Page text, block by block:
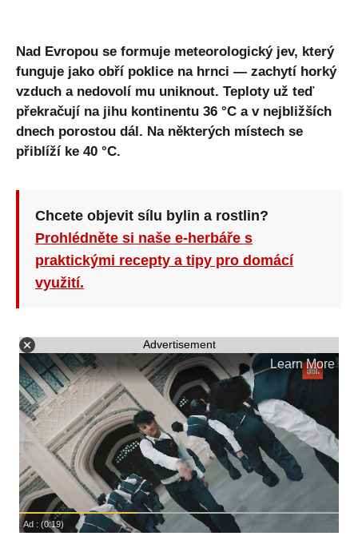
Nad Evropou se formuje meteorologický jev, který
funguje jako obří poklice na hrnci — zachytí horký
vzduch a nedovolí mu uniknout. Teploty už teď
překračují na jihu kontinentu 36 °C a v nejbližších
dnech porostou dál. Na některých místech se
přiblíží ke 40 °C.
Chcete objevit sílu bylin a rostlin?
Prohlédněte si naše e-herbáře s
praktickými recepty a tipy pro domácí
využití.
Advertisement